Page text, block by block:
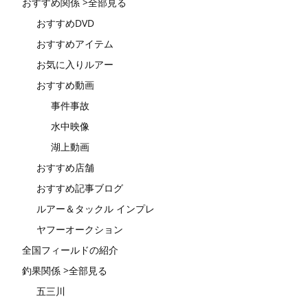
おすすめDVD
おすすめアイテム
お気に入りルアー
おすすめ動画
事件事故
水中映像
湖上動画
おすすめ店舗
おすすめ記事ブログ
ルアー＆タックル インプレ
ヤフーオークション
全国フィールドの紹介
釣果関係 >全部見る
五三川